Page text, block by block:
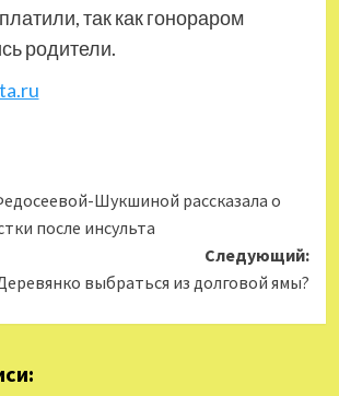
так как гонораром
родители.
Шукшиной рассказала о
после инсульта
Следующий:
выбраться из долговой ямы?